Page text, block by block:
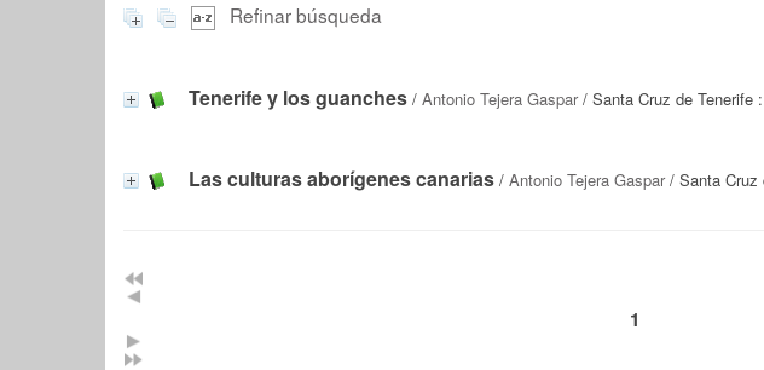
Refinar búsqueda
Tenerife y los guanches / Antonio Tejera Gaspar/ Santa Cruz de Tenerife
Las culturas aborígenes canarias / Antonio Tejera Gaspar/ Santa Cruz
1